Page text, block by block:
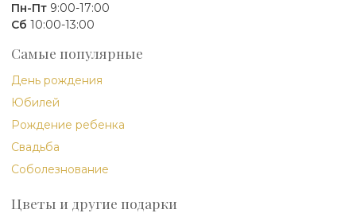
Пн-Пт 9:00-17:00
Сб 10:00-13:00
Самые популярные
День рождения
Юбилей
Рождение ребенка
Свадьба
Соболезнование
Цветы и другие подарки